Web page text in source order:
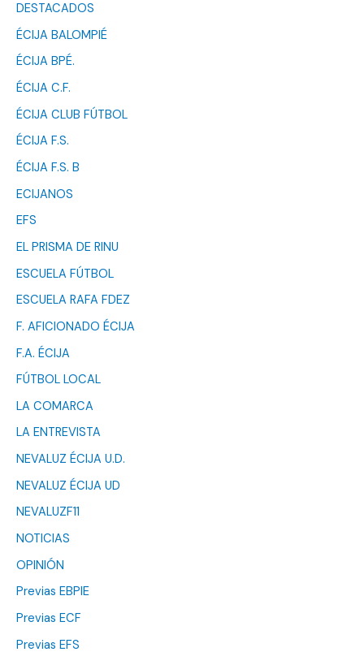
DESTACADOS
ÉCIJA BALOMPIÉ
ÉCIJA BPÉ.
ÉCIJA C.F.
ÉCIJA CLUB FÚTBOL
ÉCIJA F.S.
ÉCIJA F.S. B
ECIJANOS
EFS
EL PRISMA DE RINU
ESCUELA FÚTBOL
ESCUELA RAFA FDEZ
F. AFICIONADO ÉCIJA
F.A. ÉCIJA
FÚTBOL LOCAL
LA COMARCA
LA ENTREVISTA
NEVALUZ ÉCIJA U.D.
NEVALUZ ÉCIJA UD
NEVALUZF11
NOTICIAS
OPINIÓN
Previas EBPIE
Previas ECF
Previas EFS